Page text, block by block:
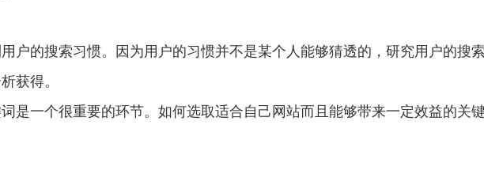
户的搜索习惯。因为用户的习惯并不是某个人能够猜透的，研究用户的搜
获得。
是一个很重要的环节。如何选取适合自己网站而且能够带来一定效益的关